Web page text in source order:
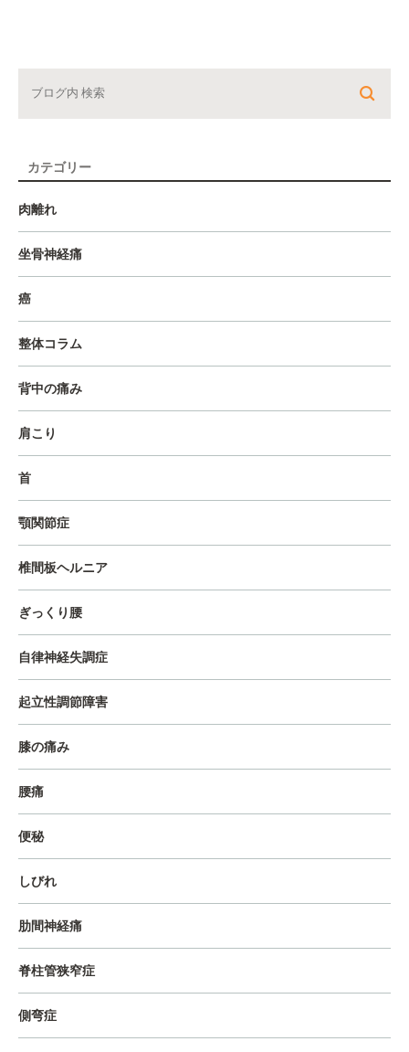
カテゴリー
肉離れ
坐骨神経痛
癌
整体コラム
背中の痛み
肩こり
首
顎関節症
椎間板ヘルニア
ぎっくり腰
自律神経失調症
起立性調節障害
膝の痛み
腰痛
便秘
しびれ
肋間神経痛
脊柱管狭窄症
側弯症